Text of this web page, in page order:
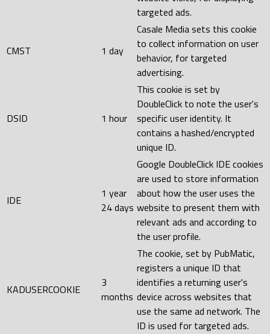
targeted ads.
CMST 1 day
Casale Media sets this cookie
to collect information on user
behavior, for targeted
advertising.
DSID 1 hour
This cookie is set by
DoubleClick to note the user's
specific user identity. It
contains a hashed/encrypted
unique ID.
IDE
1 year
24 days
Google DoubleClick IDE cookies
are used to store information
about how the user uses the
website to present them with
relevant ads and according to
the user profile.
KADUSERCOOKIE
3
months
The cookie, set by PubMatic,
registers a unique ID that
identifies a returning user's
device across websites that
use the same ad network. The
ID is used for targeted ads.